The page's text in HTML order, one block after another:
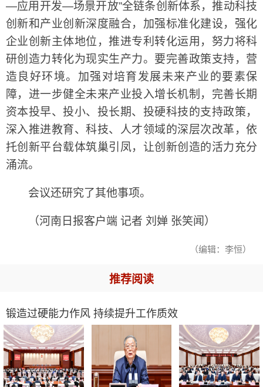
—应用开发—场景开放”全链条创新体系，推动科技
创新和产业创新深度融合，加强标准化建设，强化
企业创新主体地位，推进专利转化运用，努力将科
研创造力转化为现实生产力。要完善政策支持，营
造良好环境。加强对培育发展未来产业的要素保
障，进一步健全未来产业投入增长机制，完善长期
资本投早、投小、投长期、投硬科技的支持政策，
深入推进教育、科技、人才领域的深层次改革，依
托创新平台载体筑巢引凤，让创新创造的活力充分
涌流。
会议还研究了其他事项。
（河南日报客户端 记者 刘婵 张笑闻）
（编辑：李恒）
推荐阅读
锻造过硬能力作风 持续提升工作质效